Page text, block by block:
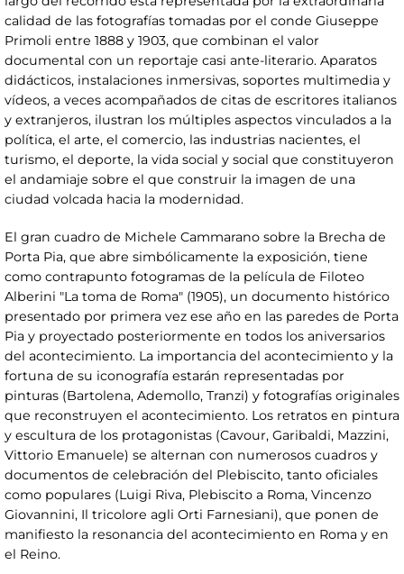
calidad de las fotografías tomadas por el conde Giuseppe
Primoli entre 1888 y 1903, que combinan el valor
documental con un reportaje casi ante-literario. Aparatos
didácticos, instalaciones inmersivas, soportes multimedia y
vídeos, a veces acompañados de citas de escritores italianos
y extranjeros, ilustran los múltiples aspectos vinculados a la
política, el arte, el comercio, las industrias nacientes, el
turismo, el deporte, la vida social y social que constituyeron
el andamiaje sobre el que construir la imagen de una
ciudad volcada hacia la modernidad.
El gran cuadro de Michele Cammarano sobre la Brecha de
Porta Pia, que abre simbólicamente la exposición, tiene
como contrapunto fotogramas de la película de Filoteo
Alberini "La toma de Roma" (1905), un documento histórico
presentado por primera vez ese año en las paredes de Porta
Pia y proyectado posteriormente en todos los aniversarios
del acontecimiento. La importancia del acontecimiento y la
fortuna de su iconografía estarán representadas por
pinturas (Bartolena, Ademollo, Tranzi) y fotografías originales
que reconstruyen el acontecimiento. Los retratos en pintura
y escultura de los protagonistas (Cavour, Garibaldi, Mazzini,
Vittorio Emanuele) se alternan con numerosos cuadros y
documentos de celebración del Plebiscito, tanto oficiales
como populares (Luigi Riva, Plebiscito a Roma, Vincenzo
Giovannini, Il tricolore agli Orti Farnesiani), que ponen de
manifiesto la resonancia del acontecimiento en Roma y en
el Reino.